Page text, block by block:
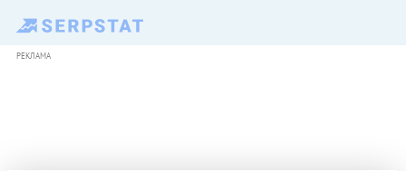
РЕКЛАМА